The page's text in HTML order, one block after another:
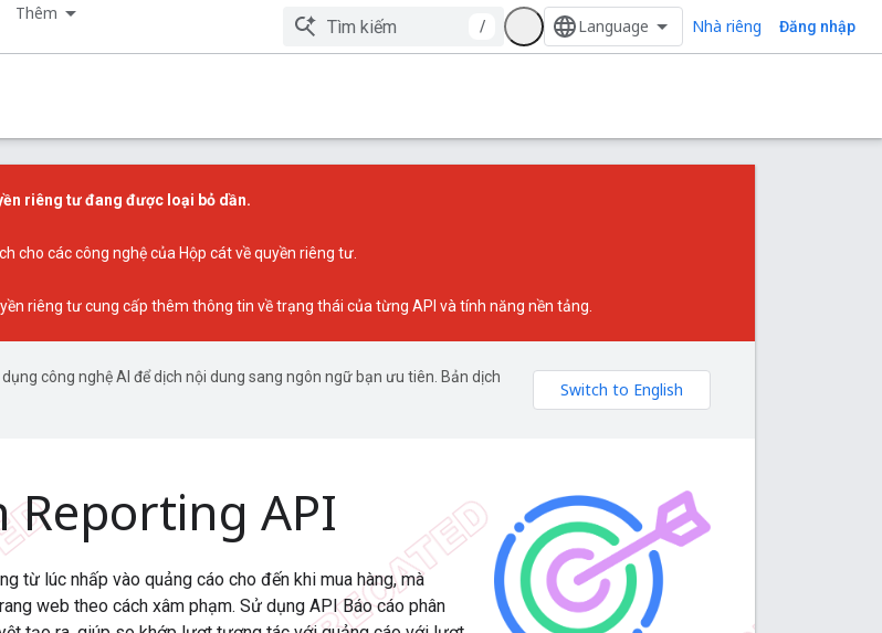
Thêm
/ Nhà riêng Đăng nhập
riêng tư đang được loại bỏ dần.
cho các công nghệ của Hộp cát về quyền riêng tư
riêng tưcung cấp thêm thông tin về trạng thái của từng API và tính năng nền tảng.
công nghệ AI để dịch nội dung sang ngôn ngữ bạn ưu tiên. Bản dịch
API
từ lúc nhấp vào quảng cáo cho đến khi mua hàng, mà
web theo cách xâm phạm. Sử dụng API Báo cáo phân